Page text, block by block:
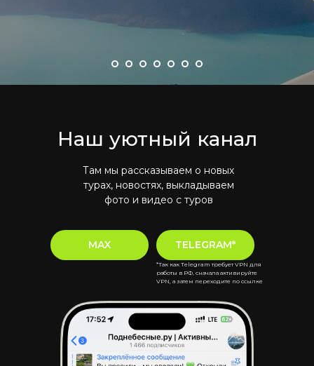
Наш уютный канал
Там мы рассказываем о новых
турах, новостях, выкладываем
фото и видео с туров
TELEGRAM*
MAX
*Так как Telegram требует VPN для
работы в РФ, сначала активируйте
VPN, а затем переходите по ссылке